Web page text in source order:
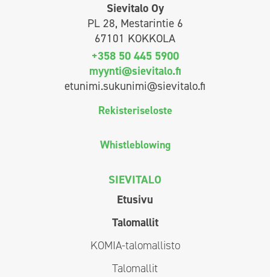
Sievitalo Oy
PL 28, Mestarintie 6
67101 KOKKOLA
+358 50 445 5900
myynti@sievitalo.fi
etunimi.sukunimi@sievitalo.fi
Rekisteriseloste
Whistleblowing
SIEVITALO
Etusivu
Talomallit
KOMIA-talomallisto
Talomallit